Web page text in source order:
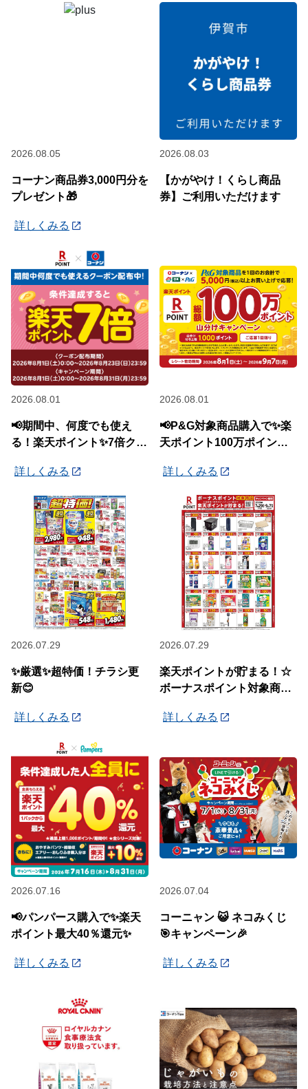
2026.08.05
コーナン商品券3,000円分を
プレゼント🎁
詳しくみる
2026.08.03
【かがやけ！くらし商品
券】ご利用いただけます
2026.08.01
📢期間中、何度でも使え
る！楽天ポイント✨7倍クー
詳しくみる
2026.08.01
📢P&G対象商品購入で✨楽
天ポイント100万ポイント
詳しくみる
2026.07.29
✨厳選✨超特価！チラシ更
新😊
詳しくみる
2026.07.29
楽天ポイントが貯まる！☆
ボーナスポイント対象商品
詳しくみる
2026.07.16
📢パンパース購入で✨楽天
ポイント最大40％還元✨
詳しくみる
2026.07.04
コーニャン 😺 ネコみくじ
🎯キャンペーン🎉
詳しくみる